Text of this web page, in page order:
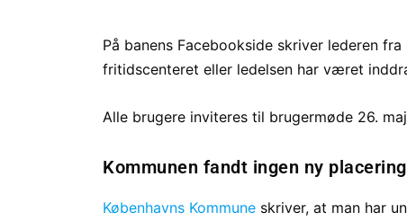
På banens Facebookside skriver lederen
fritidscenteret eller ledelsen har været
Alle brugere inviteres til brugermøde 26.
Kommunen fandt ingen ny placering
Københavns Kommune skriver, at man har